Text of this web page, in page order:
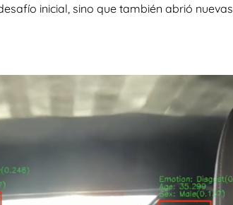
inicial, sino que también abrió nuevas